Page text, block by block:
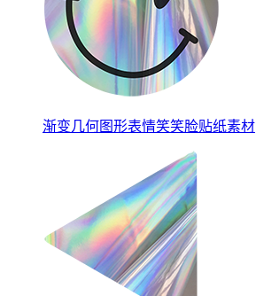
渐变几何图形表情笑笑脸贴纸素材